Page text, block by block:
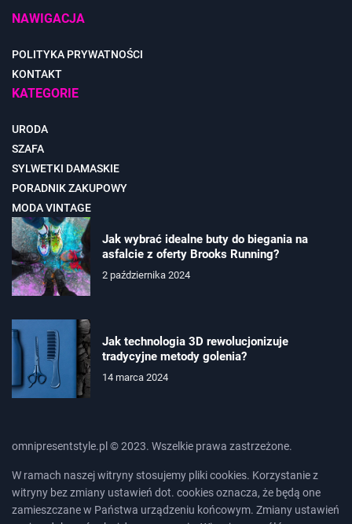
NAWIGACJA
POLITYKA PRYWATNOŚCI
KONTAKT
KATEGORIE
URODA
SZAFA
SYLWETKI DAMASKIE
PORADNIK ZAKUPOWY
MODA VINTAGE
Jak wybrać idealne buty do biegania na
asfalcie z oferty Brooks Running?
2 października 2024
Jak technologia 3D rewolucjonizuje
tradycyjne metody golenia?
14 marca 2024
omnipresentstyle.pl © 2023. Wszelkie prawa zastrzeżone.
W ramach naszej witryny stosujemy pliki cookies. Korzystanie z
witryny bez zmiany ustawień dot. cookies oznacza, że będą one
zamieszczane w Państwa urządzeniu końcowym. Zmiany ustawień